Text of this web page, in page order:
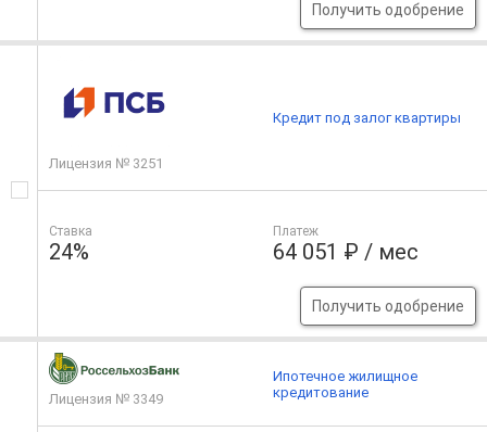
Получить одобрение
Лицензия № 3251
Ставка
24%
Платеж
64 051 ₽ / мес
Получить одобрение
Кредит под залог квартиры
Лицензия № 3349
Ипотечное жилищное
кредитование